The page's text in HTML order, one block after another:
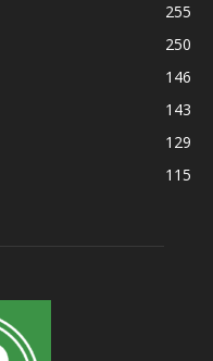
255
250
146
143
129
115